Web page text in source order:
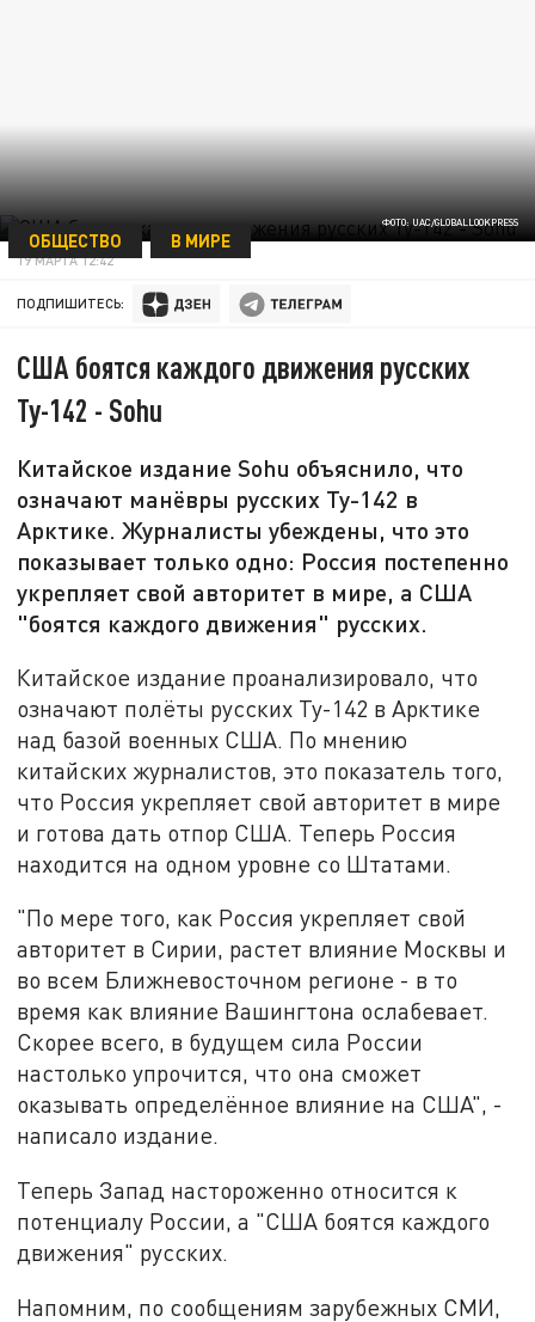
ФОТО: UAC/GLOBALLOOKPRESS
ОБЩЕСТВО В МИРЕ
19 МАРТА 12:42
ПОДПИШИТЕСЬ:
США боятся каждого движения русских
Ту-142 - Sohu
Китайское издание Sohu объяснило, что
означают манёвры русских Ту-142 в
Арктике. Журналисты убеждены, что это
показывает только одно: Россия постепенно
укрепляет свой авторитет в мире, а США
"боятся каждого движения" русских.
Китайское издание проанализировало, что
означают полёты русских Ту-142 в Арктике
над базой военных США. По мнению
китайских журналистов, это показатель того,
что Россия укрепляет свой авторитет в мире
и готова дать отпор США. Теперь Россия
находится на одном уровне со Штатами.
"По мере того, как Россия укрепляет свой
авторитет в Сирии, растет влияние Москвы и
во всем Ближневосточном регионе - в то
время как влияние Вашингтона ослабевает.
Скорее всего, в будущем сила России
настолько упрочится, что она сможет
оказывать определённое влияние на США", -
написало издание.
Теперь Запад настороженно относится к
потенциалу России, а "США боятся каждого
движения" русских.
Напомним, по сообщениям зарубежных СМИ,